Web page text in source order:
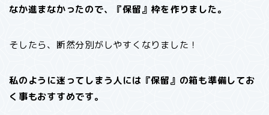
なか進まなかったので、『保留』枠を作りました。
そしたら、断然分別がしやすくなりました！
私のように迷ってしまう人には『保留』の箱も準備してお
く事もおすすめです。